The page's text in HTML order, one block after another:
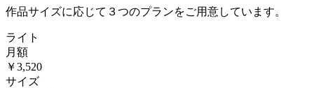
作品サイズに応じて３つのプランをご用意しています。
ライト
月額
￥3,520
サイズ